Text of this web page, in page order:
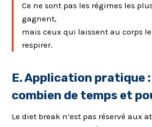
Ce ne sont pas les régimes les
gagnent,
mais ceux qui laissent au corps
respirer.
E. Application pratique
combien de temps et
Le diet break n’est pas réservé aux